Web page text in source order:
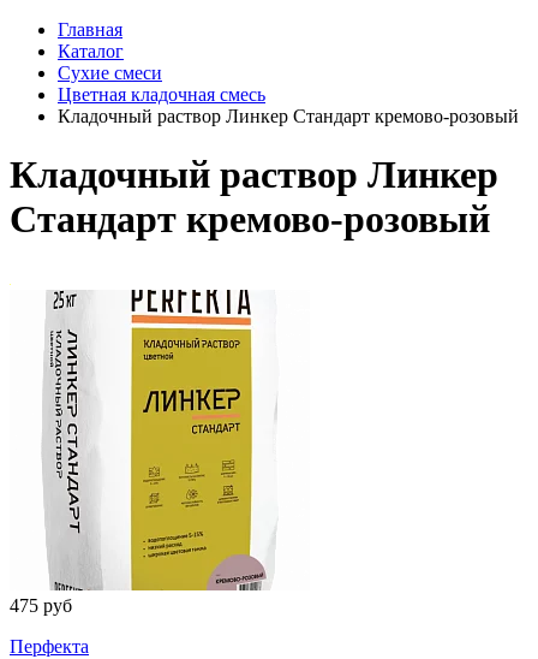
Главная
Каталог
Сухие смеси
Цветная кладочная смесь
Кладочный раствор Линкер Стандарт кремово-розовый
Кладочный раствор Линкер
Стандарт кремово-розовый
475 руб
Перфекта